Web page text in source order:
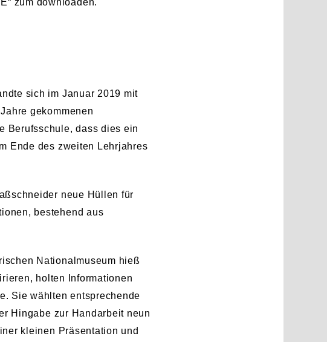
zum downloaden.
sich im Januar 2019 mit
gekommenen
Berufsschule, dass dies ein
Ende des zweiten Lehrjahres
neue Hüllen für
bestehend aus
Nationalmuseum hieß
holten Informationen
Sie wählten entsprechende
Hingabe zur Handarbeit neun
kleinen Präsentation und